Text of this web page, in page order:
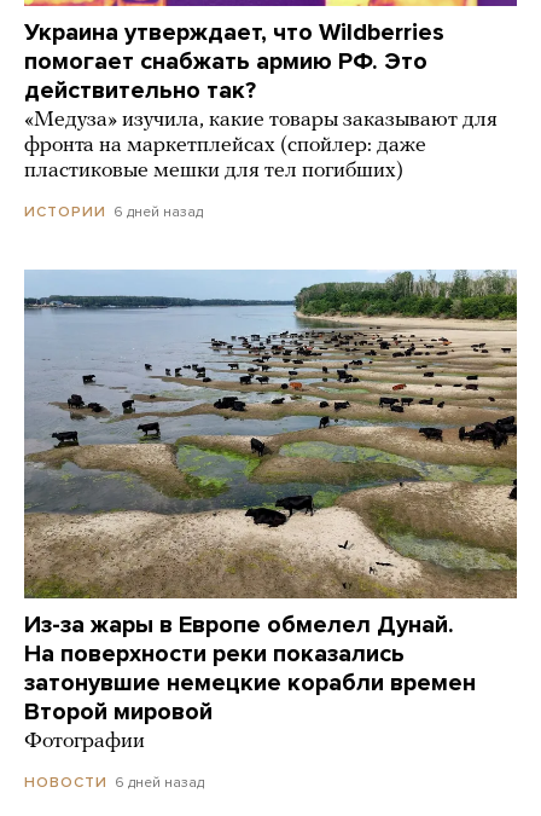
Украина утверждает, что Wildberries
помогает снабжать армию РФ. Это
действительно так?
«Медуза» изучила, какие товары заказывают для
фронта на маркетплейсах (спойлер: даже
пластиковые мешки для тел погибших)
ИСТОРИИ 6 дней назад
Из-за жары в Европе обмелел Дунай.
На поверхности реки показались
затонувшие немецкие корабли времен
Второй мировой
Фотографии
НОВОСТИ 6 дней назад